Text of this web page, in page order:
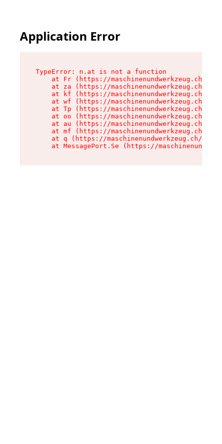
Application Error
TypeError: n.at is not a function
at Fr (https://maschinenundwerkzeug.ch/
at za (https://maschinenundwerkzeug.ch/
at kf (https://maschinenundwerkzeug.ch/
at wf (https://maschinenundwerkzeug.ch/
at Tp (https://maschinenundwerkzeug.ch/
at oo (https://maschinenundwerkzeug.ch/
at au (https://maschinenundwerkzeug.ch/
at mf (https://maschinenundwerkzeug.ch/
at q (https://maschinenundwerkzeug.ch/
at MessagePort.Se (https://